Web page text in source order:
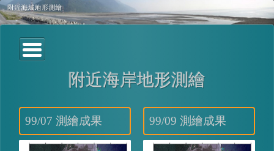
附近海岸地形測繪
99/07 測繪成果 99/09 測繪成果